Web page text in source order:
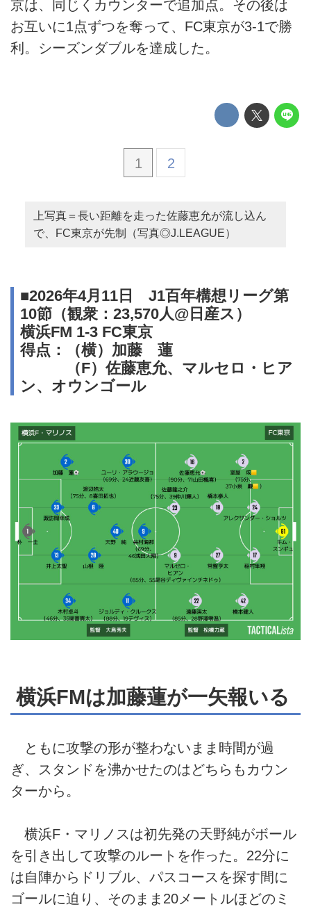
京は、同じくカウンターで追加点。その後は
お互いに1点ずつを奪って、FC東京が3-1で勝
利。シーズンダブルを達成した。
1 2
上写真＝長い距離を走った佐藤恵允が流し込ん
で、FC東京が先制（写真◎J.LEAGUE）
■2026年4月11日 J1百年構想リーグ第
10節（観衆：23,570人@日産ス）
横浜FM 1-3 FC東京
得点：（横）加藤 蓮
（F）佐藤恵允、マルセロ・ヒア
ン、オウンゴール
横浜FMは加藤蓮が一矢報いる
ともに攻撃の形が整わないまま時間が過
ぎ、スタンドを沸かせたのはどちらもカウン
ターから。
横浜F・マリノスは初先発の天野純がボール
を引き出して攻撃のルートを作った。22分に
は自陣からドリブル、パスコースを探す間に
ゴールに迫り、そのまま20メートルほどのミ